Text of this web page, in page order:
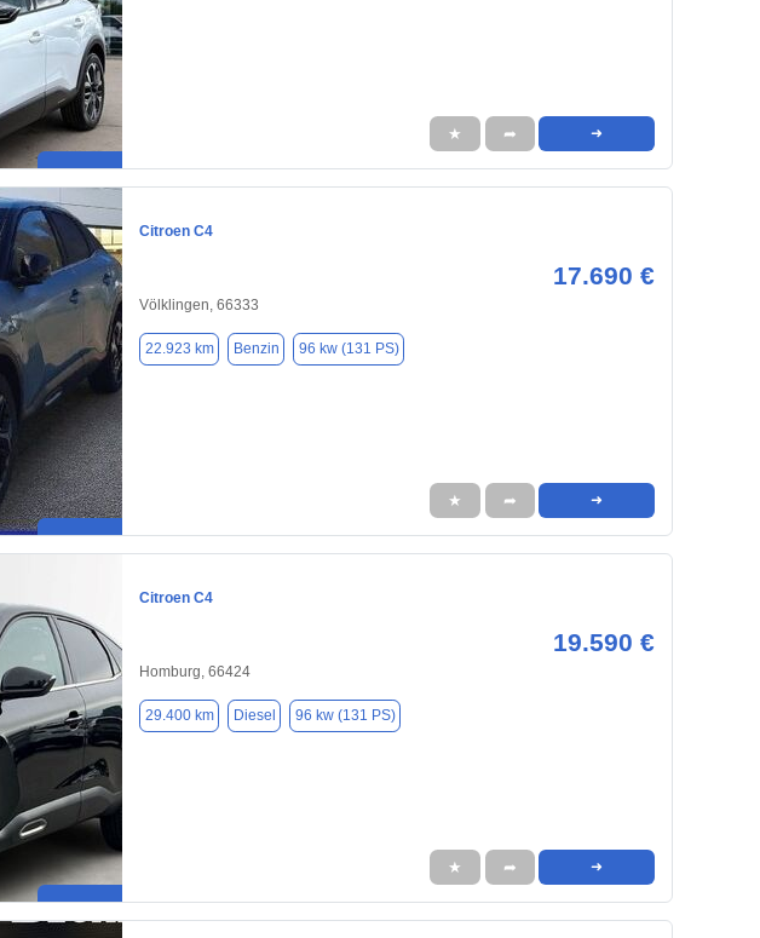
★ ➦ ➜
Citroen C4
17.690 €
Völklingen, 66333
22.923 km Benzin 96 kw (131 PS)
★ ➦ ➜
Citroen C4
19.590 €
Homburg, 66424
29.400 km Diesel 96 kw (131 PS)
★ ➦ ➜